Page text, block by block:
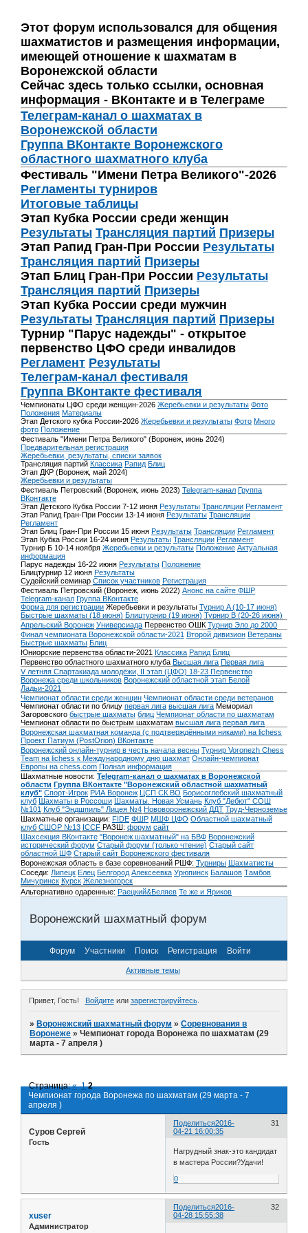
Этот форум использовался для общения
шахматистов и размещения информации,
имеющей отношение к шахматам в
Воронежской области
Сейчас здесь только ссылки, основная
информация - ВКонтакте и в Телеграме
Телеграм-канал о шахматах в
Воронежской области
Группа ВКонтакте Воронежского
областного шахматного клуба
Фестиваль "Имени Петра Великого"-2026
Регламенты турниров
Итоговые таблицы
Этап Кубка России среди женщин
Результаты Трансляция партий Призеры
Этап Рапид Гран-При России Результаты
Трансляция партий Призеры
Этап Блиц Гран-При России Результаты
Трансляция партий Призеры
Этап Кубка России среди мужчин
Результаты Трансляция партий Призеры
Турнир "Парус надежды" - открытое
первенство ЦФО среди инвалидов
Регламент Результаты
Телеграм-канал фестиваля
Группа ВКонтакте фестиваля
Чемпионаты ЦФО среди женщин-2026 Жеребьевки и результаты Фото
Положения Материалы
Этап Детского кубка России-2026 Жеребьевки и результаты Фото Много
фото Положение
Фестиваль "Имени Петра Великого" (Воронеж, июнь 2024)
Предварительная регистрация
Жеребьевки, результаты, списки заявок
Трансляция партий Классика Рапид Блиц
Этап ДКР (Воронеж, май 2024)
Жеребьевки и результаты
Фестиваль Петровский (Воронеж, июнь 2023) Telegram-канал Группа
ВКонтакте
Этап Детского Кубка России 7-12 июня Результаты Трансляции Регламент
Этап Рапид Гран-При России 13-14 июня Результаты Трансляции
Регламент
Этап Блиц Гран-При России 15 июня Результаты Трансляции Регламент
Этап Кубка России 16-24 июня Результаты Трансляции Регламент
Турнир Б 10-14 ноября Жеребьевки и результаты Положение Актуальная
информация
Парус надежды 16-22 июня Результаты Положение
Блицтурнир 12 июня Результаты
Судейский семинар Список участников Регистрация
Фестиваль Петровский (Воронеж, июнь 2022) Анонс на сайте ФШР
Telegram-канал Группа ВКонтакте
Форма для регистрации Жеребьевки и результаты Турнир A (10-17 июня)
Быстрые шахматы (18 июня) Блицтурнир (19 июня) Турнир B (20-26 июня)
Апрельский Воронеж Универсиада Первенство ОШК Турнир Эло до 2000
Финал чемпионата Воронежской области-2021 Второй дивизион Ветераны
Быстрые шахматы Блиц
Юниорские первенства области-2021 Классика Рапид Блиц
Первенство областного шахматного клуба Высшая лига Первая лига
V летняя Спартакиада молодёжи, II этап (ЦФО) 18-23 Первенство
Воронежа среди школьников Воронежский областной этап Белой
Ладьи-2021
Чемпионат области среди женщин Чемпионат области среди ветеранов
Чемпионат области по блицу первая лига высшая лига Мемориал
Загоровского быстрые шахматы блиц Чемпионат области по шахматам
Чемпионат области по быстрым шахматам высшая лига первая лига
Воронежская шахматная команда (с подтверждёнными никами) на lichess
Проект Патиум (PostOrion) ВКонтакте
Воронежский онлайн-турнир в честь начала весны Турнир Voronezh Chess
Team на lichess к Международному дню шахмат Онлайн-чемпионат
Европы на chess.com Полная информация
Шахматные новости: Telegram-канал о шахматах в Воронежской
области Группа ВКонтакте "Воронежский областной шахматный
клуб" Спорт-Игрок РИА Воронеж ЦСП СК ВО Борисоглебский шахматный
клуб Шахматы в Россоши Шахматы. Новая Усмань Клуб "Дебют" СОШ
№101 Клуб "Эндшпиль" Лицея №4 Нововоронежский ДДТ Труд-Черноземье
Шахматные организации: FIDE ФШР МШФ ЦФО Областной шахматный
клуб СШОР №13 ICCF РАЗШ: форум сайт
Шахсекция ВКонтакте "Воронеж шахматный" на БВФ Воронежский
исторический форум Cтарый форум (только чтение) Старый сайт
областной ШФ Старый сайт Воронежского фестиваля
Воронежская область в базе соревнований РШФ: Турниры Шахматисты
Соседи: Липецк Елец Белгород Алексеевка Урюпинск Балашов Тамбов
Мичуринск Курск Железногорск
Альтернативно одаренные: Раецкий&Беляев Те же и Яриков
Воронежский шахматный форум
Форум Участники Поиск Регистрация Войти
Активные темы
Привет, Гость! Войдитеили зарегистрируйтесь.
»Воронежский шахматный форум »Соревнования в
Воронеже »Чемпионат города Воронежа по шахматам (29
марта - 7 апреля )
Чемпионат города Воронежа по шахматам (29 марта - 7
апреля )
Страница:« 1 2
Поделиться 31
2016-
04-21 16:00:35
Суров Сергей
Гость
Нагрудный знак-это кандидат
в мастера России?Удачи!
0
Поделиться 32
2016-
04-28 15:55:38
xuser
Администратор